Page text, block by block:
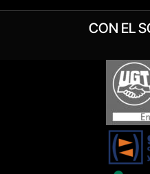
CON EL